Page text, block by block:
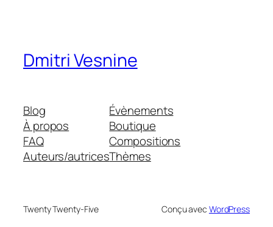
Dmitri Vesnine
Blog
À propos
FAQ
Auteurs/autrices
Évènements
Boutique
Compositions
Thèmes
Twenty Twenty-Five Conçu avec WordPress